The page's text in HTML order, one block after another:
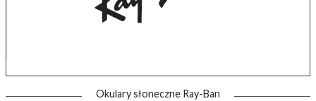
Okulary słoneczne Ray-Ban